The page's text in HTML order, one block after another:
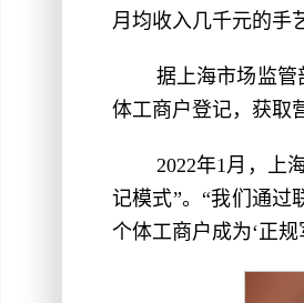
月均收入几千元的手
据上海市场监管
体工商户登记，获取
2022年1月，上
记模式”。“我们通过
个体工商户成为‘正